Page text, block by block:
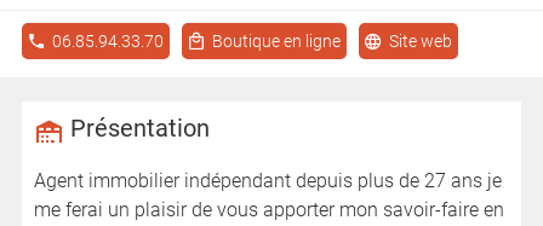
06.85.94.33.70 Boutique en ligne Site web
Présentation
Agent immobilier indépendant depuis plus de 27 ans je
me ferai un plaisir de vous apporter mon savoir-faire en